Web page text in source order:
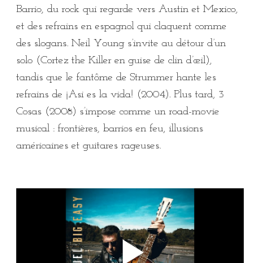
Barrio, du rock qui regarde vers Austin et Mexico,
et des refrains en espagnol qui claquent comme
des slogans. Neil Young s’invite au détour d’un
solo (Cortez the Killer en guise de clin d’œil),
tandis que le fantôme de Strummer hante les
refrains de ¡Asi es la vida! (2004). Plus tard, 3
Cosas (2008) s’impose comme un road-movie
musical : frontières, barrios en feu, illusions
américaines et guitares rageuses.